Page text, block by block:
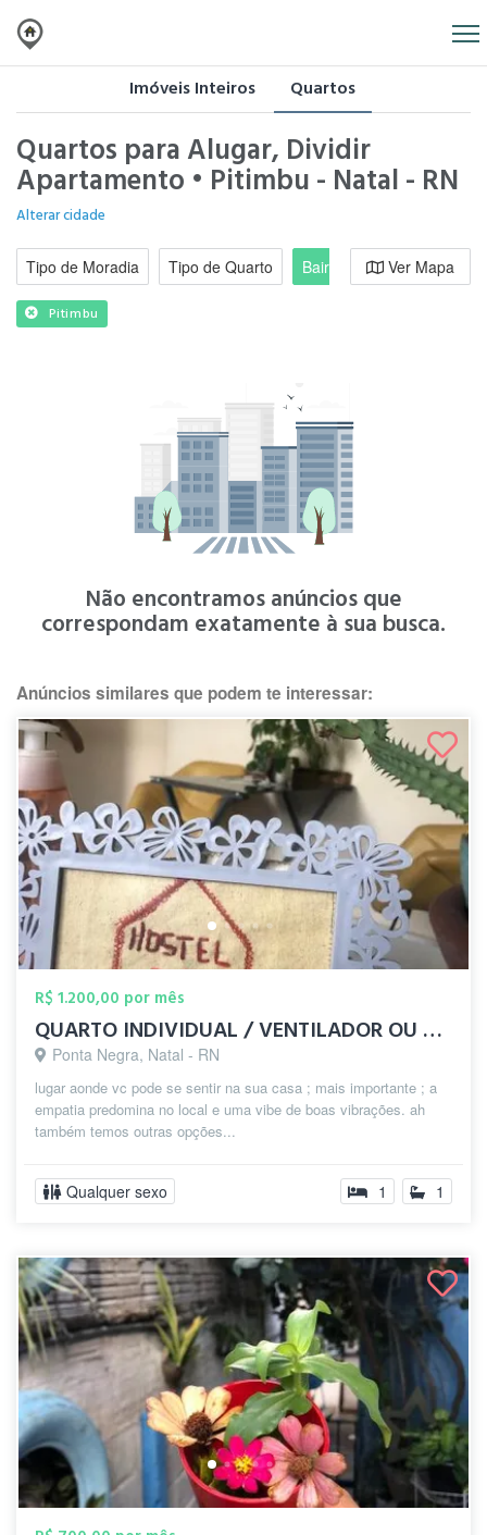
Imóveis Inteiros Quartos
Quartos para Alugar, Dividir
Apartamento • Pitimbu - Natal - RN
Alterar cidade
Tipo de Moradia Tipo de Quarto Bairro / RegiãoVer Mapa
Pitimbu
Não encontramos anúncios que
correspondam exatamente à sua busca.
Anúncios similares que podem te interessar:
R$ 1.200,00 por mês
QUARTO INDIVIDUAL / VENTILADOR OU DUPLO
Ponta Negra, Natal - RN
lugar aonde vc pode se sentir na sua casa ; mais importante ; a
empatia predomina no local e uma vibe de boas vibrações. ah
também temos outras opções...
Qualquer sexo 1 1